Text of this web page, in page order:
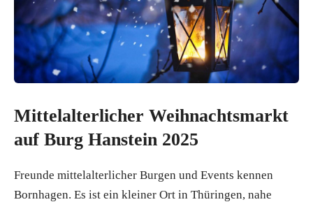
Mittelalterlicher Weihnachtsmarkt
auf Burg Hanstein 2025
Freunde mittelalterlicher Burgen und Events kennen
Bornhagen. Es ist ein kleiner Ort in Thüringen, nahe